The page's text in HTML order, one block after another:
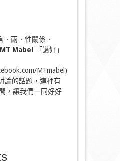
．兩．性關係．
MT Mabel「讚好」
MTmabel)
論的話題，這裡有
，讓我們一同好好